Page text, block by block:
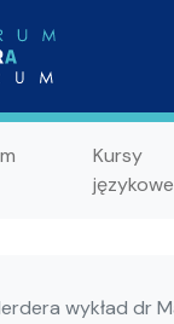
Kursy
językowe
wykład dr